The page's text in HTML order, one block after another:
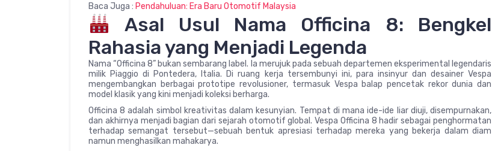
Baca Juga : Pendahuluan: Era Baru Otomotif Malaysia
Asal Usul Nama Officina 8: Bengkel
Rahasia yang Menjadi Legenda
Nama “Officina 8” bukan sembarang label. Ia merujuk pada sebuah departemen eksperimental legendaris
milik Piaggio di Pontedera, Italia. Di ruang kerja tersembunyi ini, para insinyur dan desainer Vespa
mengembangkan berbagai prototipe revolusioner, termasuk Vespa balap pencetak rekor dunia dan
model klasik yang kini menjadi koleksi berharga.
Officina 8 adalah simbol kreativitas dalam kesunyian. Tempat di mana ide-ide liar diuji, disempurnakan,
dan akhirnya menjadi bagian dari sejarah otomotif global. Vespa Officina 8 hadir sebagai penghormatan
terhadap semangat tersebut—sebuah bentuk apresiasi terhadap mereka yang bekerja dalam diam
namun menghasilkan mahakarya.